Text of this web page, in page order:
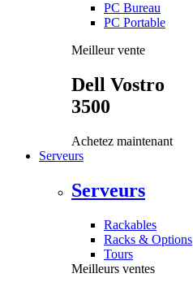
PC Bureau
PC Portable
Meilleur vente
Dell Vostro
3500
Achetez maintenant
Serveurs
Serveurs
Rackables
Racks & Options
Tours
Meilleurs ventes